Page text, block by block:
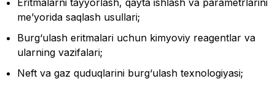
Eritmalarni tayyorlash, qayta ishlash va parametrlarini
me’yorida saqlash usullari;
Burg‘ulash eritmalari uchun kimyoviy reagentlar va
ularning vazifalari;
Neft va gaz quduqlarini burg‘ulash texnologiyasi;